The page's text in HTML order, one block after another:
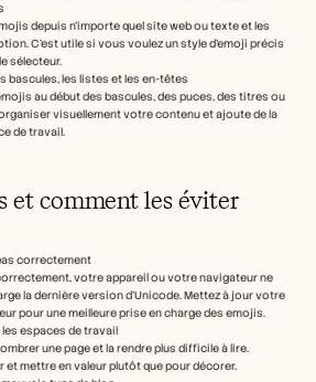
depuis n’importe quel site web ou texte et les
C’est utile si vous voulez un style d’emoji précis
sélecteur.
bascules, les listes et les en-têtes
au début des bascules, des puces, des titres ou
visuellement votre contenu et ajoute de la
de travail.
et comment les éviter
correctement
votre appareil ou votre navigateur ne
la dernière version d’Unicode. Mettez à jour votre
pour une meilleure prise en charge des emojis.
espaces de travail
une page et la rendre plus difficile à lire.
mettre en valeur plutôt que pour décorer.